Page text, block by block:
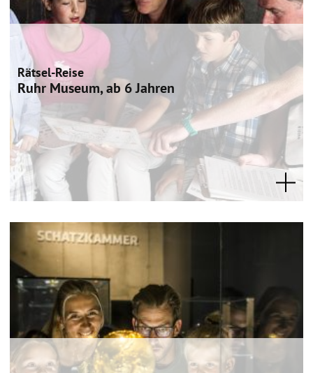
Rätsel-Reise
Ruhr Museum, ab 6 Jahren